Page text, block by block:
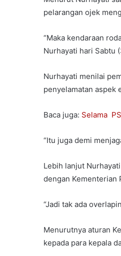
pelarangan ojek
“Maka kendaraan
Nurhayati hari Sabtu
Nurhayati menilai
penyelamatan aspek
Baca juga: Selama
“Itu juga demi
Lebih lanjut
dengan Kementerian
“Jadi tak ada
Menurutnya aturan
kepada para kepala